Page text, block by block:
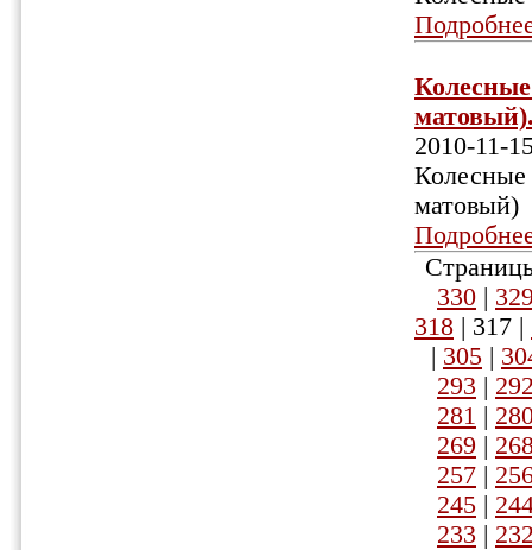
2010-11-
Колесные
матовый)
330 |
318 | 317 |
| 305 |
293 |
281 |
269 |
257 |
245 |
233 |